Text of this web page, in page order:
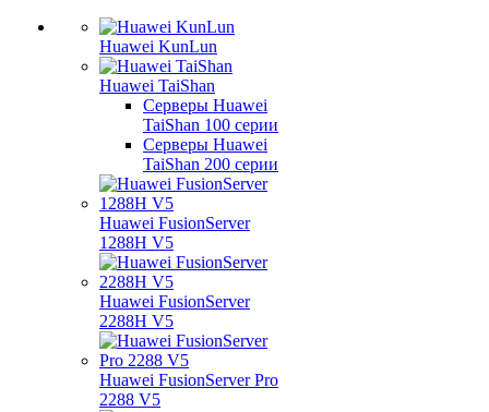
Huawei KunLun
Huawei TaiShan
Серверы Huawei
TaiShan 100 серии
Серверы Huawei
TaiShan 200 серии
Huawei FusionServer
1288H V5
Huawei FusionServer
2288H V5
Huawei FusionServer Pro
2288 V5